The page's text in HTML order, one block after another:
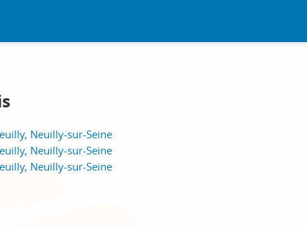
Neuilly-sur-Seine
Neuilly-sur-Seine
Neuilly-sur-Seine